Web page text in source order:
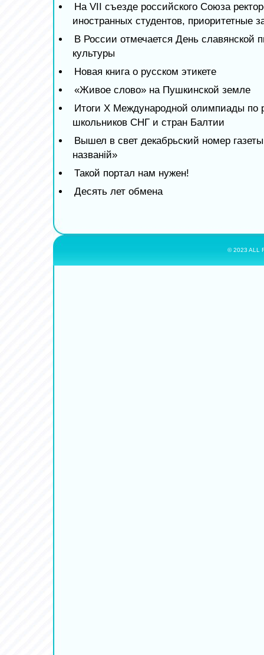
На VII съезде российского Союза
иностранных студентов, приоритетные
В России отмечается День славянской
культуры
Новая книга о русском этикете
«Живое слово» на Пушкинской земле
Итоги X Международной олимпиады по
школьников СНГ и стран Балтии
Вышел в свет декабрьский номер
названiй»
Такой портал нам нужен!
Десять лет обмена
© 2023 ALL